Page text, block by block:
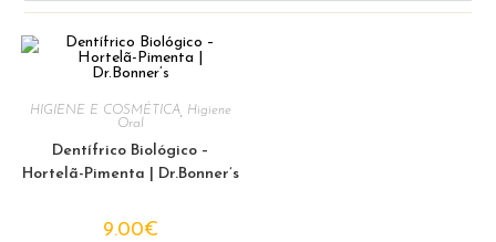
HIGIENE E COSMÉTICA Higiene
Oral
Dentífrico Biológico –
Hortelã-Pimenta | Dr.Bonner’s
9.00€